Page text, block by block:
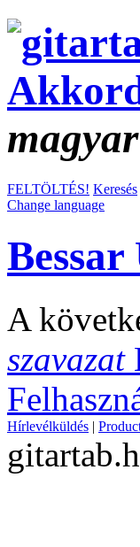
FELTÖLTÉS! Keresés
Change language
Bessar
A
szavazat
Hírlevélküldés |